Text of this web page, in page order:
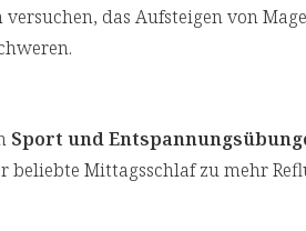
das Aufsteigen von
Sport und
beliebte Mittagsschlaf zu mehr